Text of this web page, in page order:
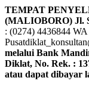
TEMPAT
(MALIOBORO) Jl.
: (0274) 4436844
melalui Bank
Diklat, No. Rek. :
atau dapat dibayar